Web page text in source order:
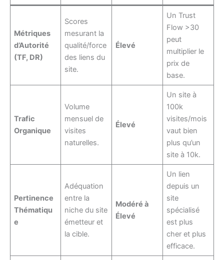
Métriques
d’Autorité
(TF, DR)
Scores
mesurant la
qualité/force
des liens du
site.
Élevé
Un Trust
Flow >30
peut
multiplier le
prix de
base.
Trafic
Organique
Volume
mensuel de
visites
naturelles.
Élevé
Un site à
100k
visites/mois
vaut bien
plus qu’un
site à 10k.
Pertinence
Thématiqu
e
Adéquation
entre la
niche du site
émetteur et
la cible.
Modéré à
Élevé
Un lien
depuis un
site
spécialisé
est plus
cher et plus
efficace.